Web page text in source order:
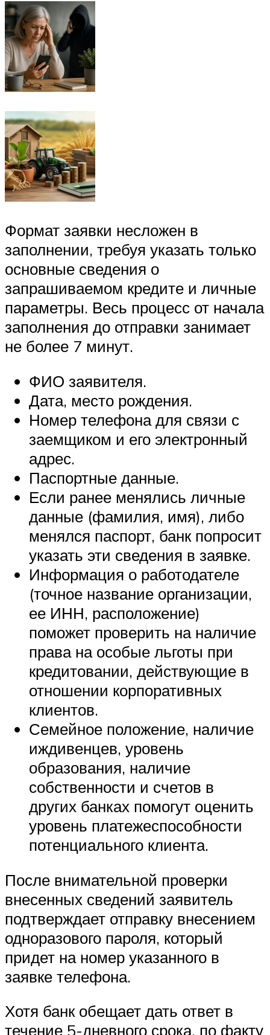
Формат заявки несложен в
заполнении, требуя указать только
основные сведения о
запрашиваемом кредите и личные
параметры. Весь процесс от начала
заполнения до отправки занимает
не более 7 минут.
ФИО заявителя.
Дата, место рождения.
Номер телефона для связи с
заемщиком и его электронный
адрес.
Паспортные данные.
Если ранее менялись личные
данные (фамилия, имя), либо
менялся паспорт, банк попросит
указать эти сведения в заявке.
Информация о работодателе
(точное название организации,
ее ИНН, расположение)
поможет проверить на наличие
права на особые льготы при
кредитовании, действующие в
отношении корпоративных
клиентов.
Семейное положение, наличие
иждивенцев, уровень
образования, наличие
собственности и счетов в
других банках помогут оценить
уровень платежеспособности
потенциального клиента.
После внимательной проверки
внесенных сведений заявитель
подтверждает отправку внесением
одноразового пароля, который
придет на номер указанного в
заявке телефона.
Хотя банк обещает дать ответ в
течение 5-дневного срока, по факту